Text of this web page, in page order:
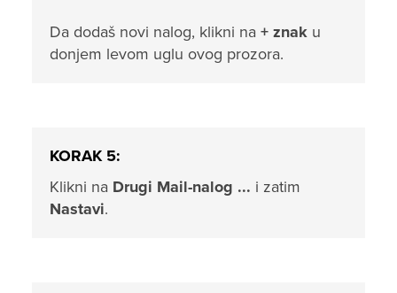
Da dodaš novi nalog, klikni na + znak u
donjem levom uglu ovog prozora.
KORAK 5:
Klikni na Drugi Mail-nalog ... i zatim
Nastavi.